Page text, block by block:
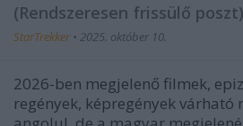
(Rendszeresen frissülő poszt)
StarTrekker • 2025. október 10.
2026-ben megjelenő filmek,
regények, képregények várható